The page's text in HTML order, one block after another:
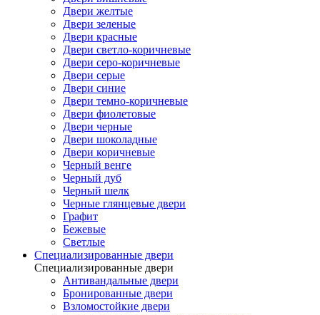
Двери желтые
Двери зеленые
Двери красные
Двери светло-коричневые
Двери серо-коричневые
Двери серые
Двери синие
Двери темно-коричневые
Двери фиолетовые
Двери черные
Двери шоколадные
Двери коричневые
Черный венге
Черный дуб
Черный шелк
Черные глянцевые двери
Графит
Бежевые
Светлые
Специализированные двери
Специализированные двери
Антивандальные двери
Бронированные двери
Взломостойкие двери